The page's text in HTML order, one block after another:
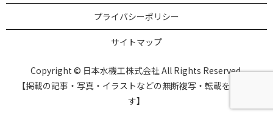
プライバシーポリシー
サイトマップ
Copyright © 日本水機工株式会社 All Rights Reserved.
【掲載の記事・写真・イラストなどの無断複写・転載を禁じま
す】